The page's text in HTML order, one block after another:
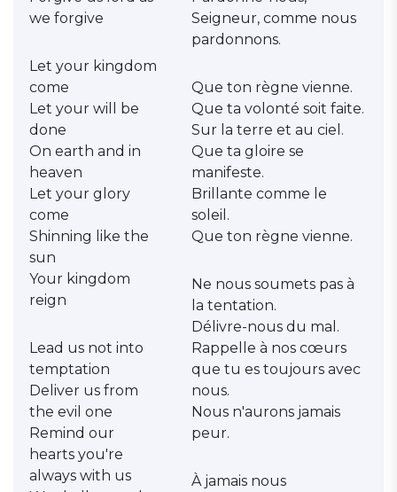
we forgive
Let your kingdom
come
Let your will be
done
On earth and in
heaven
Let your glory
come
Shinning like the
sun
Your kingdom
reign
Lead us not into
temptation
Deliver us from
the evil one
Remind our
hearts you're
always with us
Seigneur, comme nous
pardonnons.
Que ton règne vienne.
Que ta volonté soit faite.
Sur la terre et au ciel.
Que ta gloire se
manifeste.
Brillante comme le
soleil.
Que ton règne vienne.
Ne nous soumets pas à
la tentation.
Délivre-nous du mal.
Rappelle à nos cœurs
que tu es toujours avec
nous.
Nous n'aurons jamais
peur.
À jamais nous